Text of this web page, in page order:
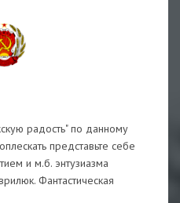
радость" по данному
представьте себе
и м.б. энтузиазма
Фантастическая